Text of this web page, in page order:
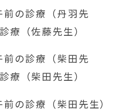
の診療（丹羽先
（佐藤先生）
の診療（柴田先
（柴田先生）
の診療（柴田先生）